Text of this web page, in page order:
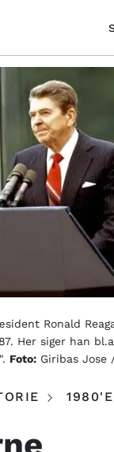
Ronald
Her siger han
Foto: Giribas Jose